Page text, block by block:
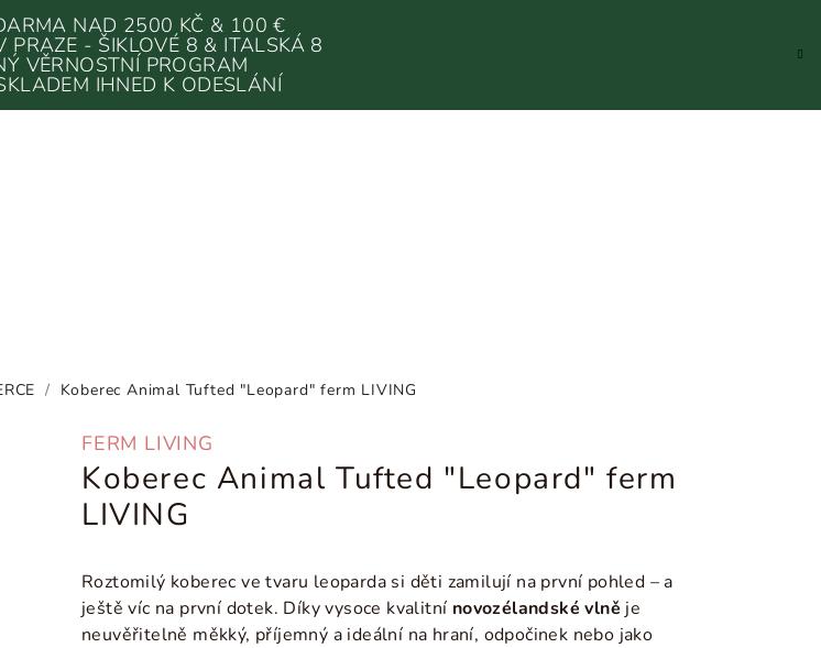
NAD 2500 KČ & 100 €
PRAZE - ŠIKLOVÉ 8 & ITALSKÁ 8
VĚRNOSTNÍ PROGRAM
IHNED K ODESLÁNÍ
/ Koberec Animal Tufted "Leopard" ferm LIVING
FERM LIVING
Koberec Animal Tufted "Leopard" ferm
LIVING
Roztomilý koberec ve tvaru leoparda si děti zamilují na první pohled – a
ještě víc na první dotek. Díky vysoce kvalitní novozélandské vlně je
neuvěřitelně měkký, příjemný a ideální na hraní, odpočinek nebo jako